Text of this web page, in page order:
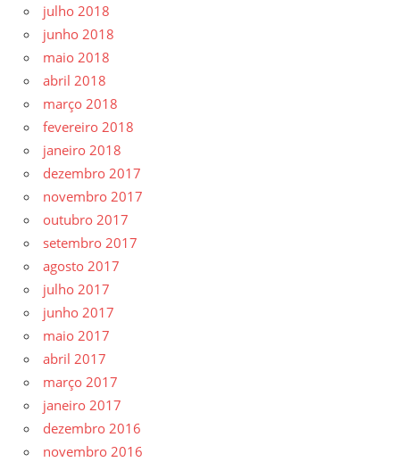
julho 2018
junho 2018
maio 2018
abril 2018
março 2018
fevereiro 2018
janeiro 2018
dezembro 2017
novembro 2017
outubro 2017
setembro 2017
agosto 2017
julho 2017
junho 2017
maio 2017
abril 2017
março 2017
janeiro 2017
dezembro 2016
novembro 2016